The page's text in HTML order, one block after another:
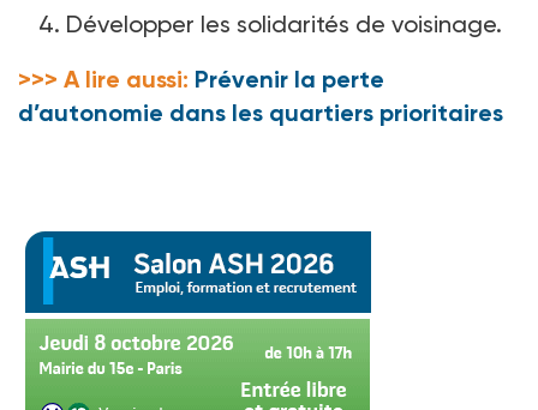
Développer les solidarités de voisinage.
>>> A lire aussi: Prévenir la perte
d’autonomie dans les quartiers prioritaires